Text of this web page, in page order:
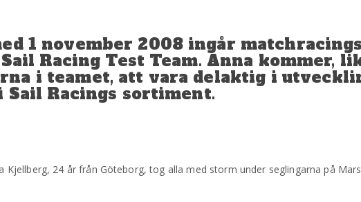
1 november 2008 ingår
Racing Test Team. Anna kommer,
i teamet, att vara delaktig i
Racings sortiment.
Kjellberg, 24 år från Göteborg, tog alla med storm under seglingarna på